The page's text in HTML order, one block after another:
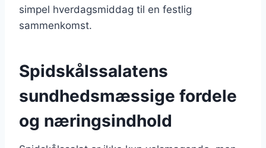
simpel hverdagsmiddag til en festlig
sammenkomst.
Spidskålssalatens
sundhedsmæssige fordele
og næringsindhold